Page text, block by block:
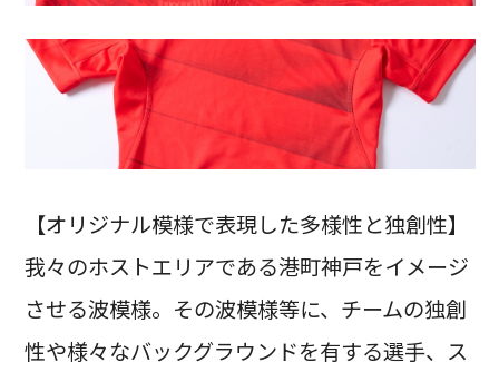
【オリジナル模様で表現した多様性と独創性】
我々のホストエリアである港町神戸をイメージ
させる波模様。その波模様等に、チームの独創
性や様々なバックグラウンドを有する選手、ス